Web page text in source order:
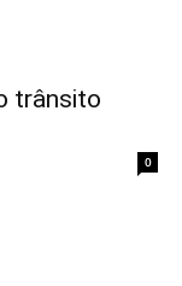
trânsito
0